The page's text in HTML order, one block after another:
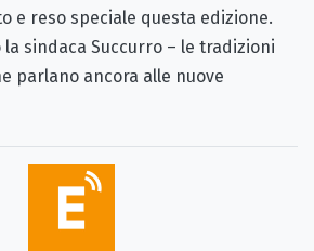
e reso speciale questa edizione.
la sindaca Succurro – le tradizioni
parlano ancora alle nuove